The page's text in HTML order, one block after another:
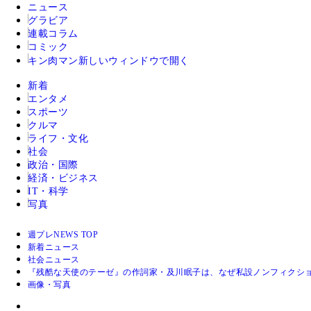
ニュース
グラビア
連載コラム
コミック
キン肉マン 新しいウィンドウで開く
新着
エンタメ
スポーツ
クルマ
ライフ・文化
社会
政治・国際
経済・ビジネス
IT・科学
写真
週プレNEWS TOP
新着ニュース
社会ニュース
『残酷な天使のテーゼ』の作詞家・及川眠子は、なぜ私設ノンフィクシ
画像・写真